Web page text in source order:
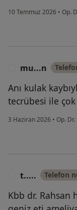
10 Temmuz 2026 • Op.
mu...n
Anı kulak
tecrübesi ile çok
3 Haziran 2026 • Op.
t..... Telefon
Kbb dr. Rahsan